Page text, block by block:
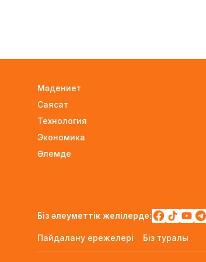
Мәдениет
Саясат
Технология
Экономика
Әлемде
Біз әлеуметтік желілерде:
Пайдалану ережелері Біз туралы